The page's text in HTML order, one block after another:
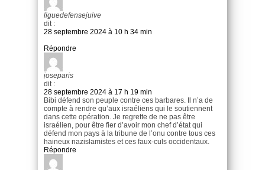
liguedefensejuive
dit :
28 septembre 2024 à 10 h 34 min
Répondre
joseparis
dit :
28 septembre 2024 à 17 h 19 min
Bibi défend son peuple contre ces barbares. Il n’a de
compte à rendre qu’aux israéliens qui le soutiennent
dans cette opération. Je regrette de ne pas être
israélien, pour être fier d’avoir mon chef d’état qui
défend mon pays à la tribune de l’onu contre tous ces
haineux nazislamistes et ces faux-culs occidentaux.
Répondre